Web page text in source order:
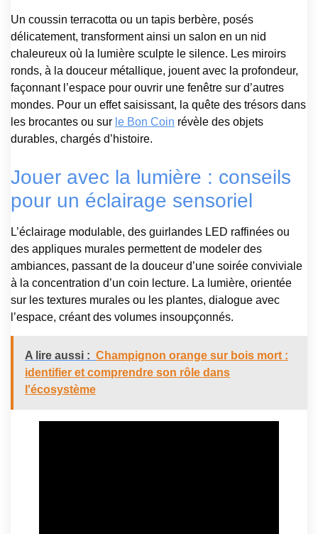
Un coussin terracotta ou un tapis berbère, posés
délicatement, transforment ainsi un salon en un nid
chaleureux où la lumière sculpte le silence. Les miroirs
ronds, à la douceur métallique, jouent avec la profondeur,
façonnant l’espace pour ouvrir une fenêtre sur d’autres
mondes. Pour un effet saisissant, la quête des trésors dans
les brocantes ou sur le Bon Coin révèle des objets
durables, chargés d’histoire.
Jouer avec la lumière : conseils
pour un éclairage sensoriel
L’éclairage modulable, des guirlandes LED raffinées ou
des appliques murales permettent de modeler des
ambiances, passant de la douceur d’une soirée conviviale
à la concentration d’un coin lecture. La lumière, orientée
sur les textures murales ou les plantes, dialogue avec
l’espace, créant des volumes insoupçonnés.
A lire aussi : Champignon orange sur bois mort :
identifier et comprendre son rôle dans
l'écosystème